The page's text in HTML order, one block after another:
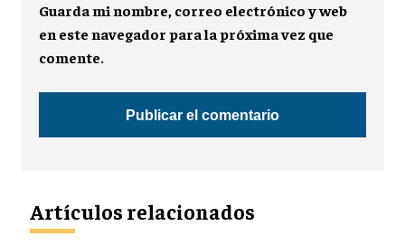
Guarda mi nombre, correo electrónico y web
en este navegador para la próxima vez que
comente.
Artículos relacionados